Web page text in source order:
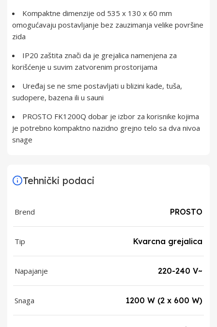
Kompaktne dimenzije od 535 x 130 x 60 mm
omogućavaju postavljanje bez zauzimanja velike površine
zida
IP20 zaštita znači da je grejalica namenjena za
korišćenje u suvim zatvorenim prostorijama
Uređaj se ne sme postavljati u blizini kade, tuša,
sudopere, bazena ili u sauni
PROSTO FK1200Q dobar je izbor za korisnike kojima
je potrebno kompaktno nazidno grejno telo sa dva nivoa
snage
Tehnički podaci
Brend PROSTO
Tip Kvarcna grejalica
Napajanje 220-240 V~
Snaga 1200 W (2 x 600 W)